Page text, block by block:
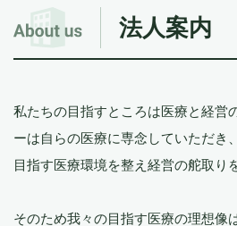
法人案内
私たちの目指すところは医療と経営
ーは⾃らの医療に専念していただき
目指す医療環境を整え 経営の舵取り
そのため我々の目指す医療の理想像